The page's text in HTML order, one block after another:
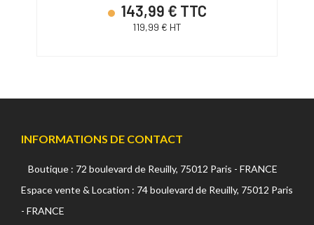
143,99 € TTC
119,99 € HT
INFORMATIONS DE CONTACT
Boutique : 72 boulevard de Reuilly, 75012 Paris - FRANCE
Espace vente & Location : 74 boulevard de Reuilly, 75012 Paris
- FRANCE